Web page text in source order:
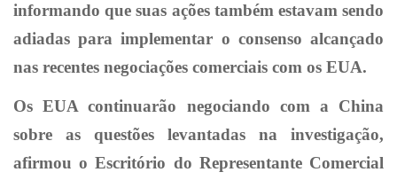
informando que suas ações também estavam sendo
adiadas para implementar o consenso alcançado
nas recentes negociações comerciais com os EUA.
Os EUA continuarão negociando com a China
sobre as questões levantadas na investigação,
afirmou o Escritório do Representante Comercial